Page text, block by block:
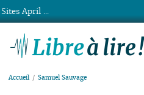
Accueil Samuel Sauvage
Sites April ...